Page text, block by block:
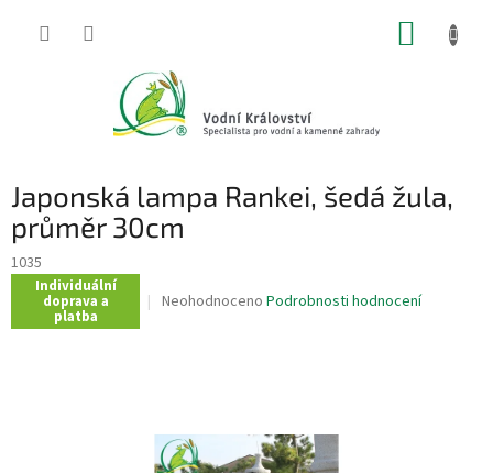
Japonská lampa Rankei, šedá žula,
průměr 30cm
1035
Individuální
doprava a
platba
Průměrné
hvězdiček.
Neohodnoceno Podrobnosti hodnocení